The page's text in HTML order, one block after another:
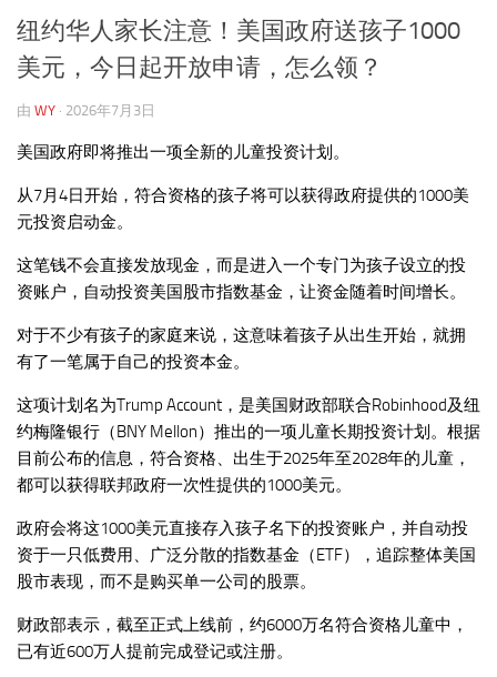
纽约华人家长注意！美国政府送孩子1000
美元，今日起开放申请，怎么领？
由 WY · 2026年7月3日
美国政府即将推出一项全新的儿童投资计划。
从7月4日开始，符合资格的孩子将可以获得政府提供的1000美
元投资启动金。
这笔钱不会直接发放现金，而是进入一个专门为孩子设立的投
资账户，自动投资美国股市指数基金，让资金随着时间增长。
对于不少有孩子的家庭来说，这意味着孩子从出生开始，就拥
有了一笔属于自己的投资本金。
这项计划名为Trump Account，是美国财政部联合Robinhood及纽
约梅隆银行（BNY Mellon）推出的一项儿童长期投资计划。根据
目前公布的信息，符合资格、出生于2025年至2028年的儿童，
都可以获得联邦政府一次性提供的1000美元。
政府会将这1000美元直接存入孩子名下的投资账户，并自动投
资于一只低费用、广泛分散的指数基金（ETF），追踪整体美国
股市表现，而不是购买单一公司的股票。
财政部表示，截至正式上线前，约6000万名符合资格儿童中，
已有近600万人提前完成登记或注册。